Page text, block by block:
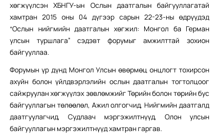
хөгжүүлсэн ХБНГУ-ын Ослын даатгалын байгууллагатай
хамтран 2015 оны 04 дүгээр сарын 22-23-ны өдрүүдэд
“Ослын нийгмийн даатгалын хөгжил: Монгол ба Герман
улсын туршлага” сэдэвт форумыг амжилттай зохион
байгууллаа.
Форумын үр дүнд Монгол Улсын өвөрмөц онцлогт тохирсон
ахуйн болон үйлдвэрлэлийн ослын даатгалын тогтолцоог
сайжруулан хөгжүүлэх зөвлөмжийг Төрийн болон төрийн бус
байгууллагын төлөөлөл, Ажил олгогчид, Нийгмийн даатгалд
даатгуулагчид, Судлаач мэргэжилтнүүд, Олон улсын
байгууллагын мэргэжилтнүүд хамтран гаргав.